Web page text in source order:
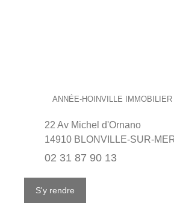
ANNÉE-HOINVILLE
22 Av Michel d'Ornano
14910 BLONVILLE-SUR-
02 31 87 90 13
S'y rendre